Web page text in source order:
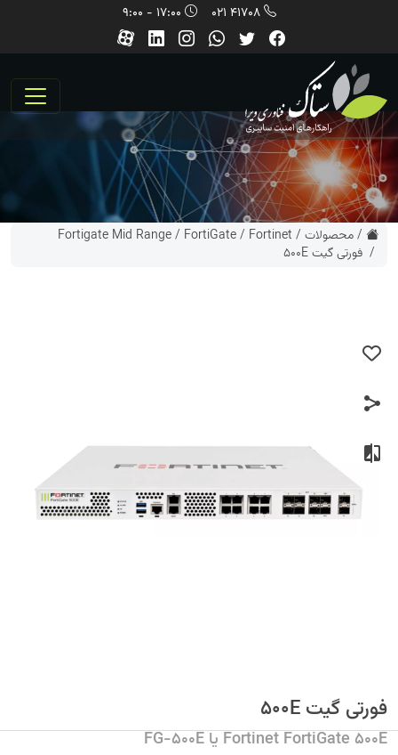
41708 021
/محصولات /
Fortinet
/
FortiGate
/
Fortigate Mid Range
/ فورتی گیت 500E
فورتی گیت 500E
Fortinet FortiGate 500E یا FG-500E